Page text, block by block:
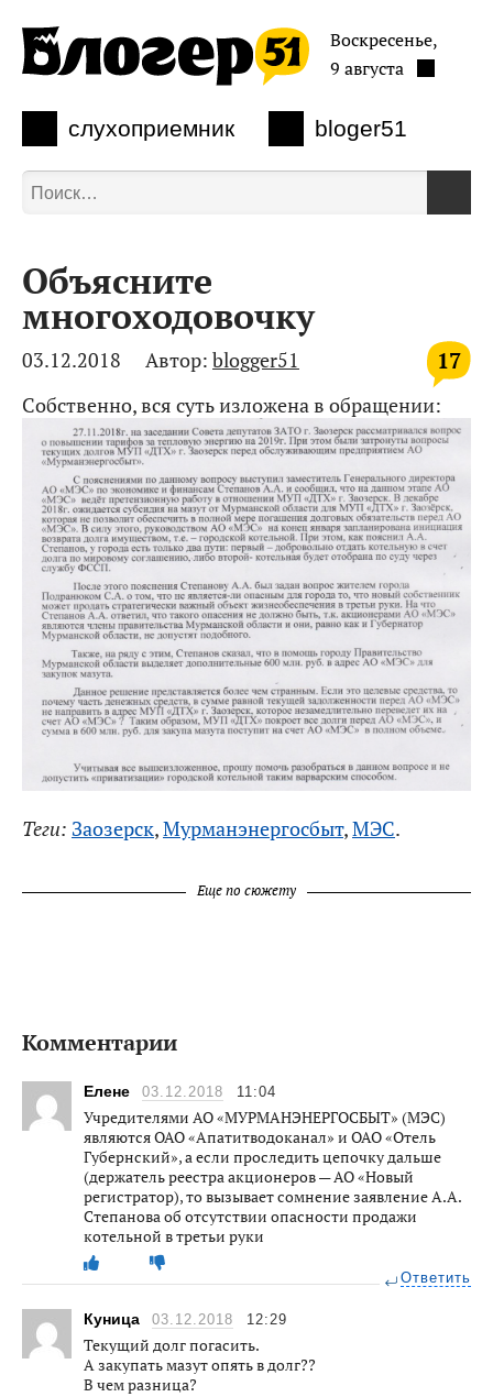
слухоприемник bloger51
Воскресенье,
9 августа
Объясните
многоходовочку
17
03.12.2018 Автор: blogger51
Собственно, вся суть изложена в обращении:
Теги: Заозерск,Мурманэнергосбыт,МЭС.
Еще по сюжету
Комментарии
Елене 03.12.2018 11:04
Учредителями АО «МУРМАНЭНЕРГОСБЫТ» (МЭС)
являются ОАО «Апатитводоканал» и ОАО «Отель
Губернский», а если проследить цепочку дальше
(держатель реестра акционеров — АО «Новый
регистратор), то вызывает сомнение заявление А.А.
Степанова об отсутствии опасности продажи
котельной в третьи руки
Ответить
Куница 03.12.2018 12:29
Текущий долг погасить.
А закупать мазут опять в долг??
В чем разница?